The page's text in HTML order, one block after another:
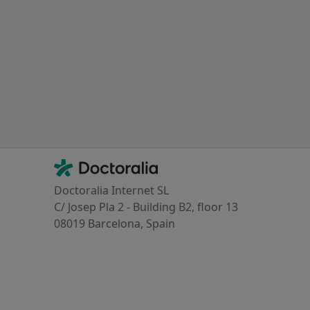
Contacto
Doctoralia - Homepage
Doctoralia Internet SL
C/ Josep Pla 2 - Building B2, floor 13
08019 Barcelona, Spain